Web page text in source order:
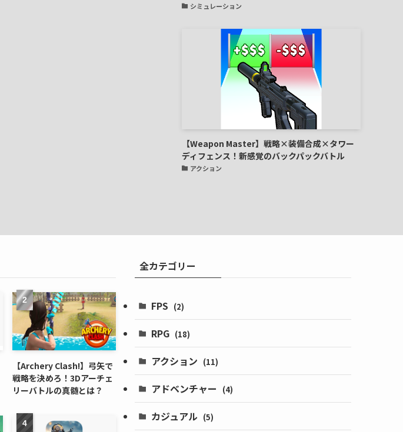
シミュレーション
【Weapon Master】戦略×装備合成×タワー
ディフェンス！新感覚のバックパックバトル
アクション
【Archery Clash!】弓矢で
戦略を決めろ！3Dアーチェ
リーバトルの真髄とは？
全カテゴリー
FPS (2)
RPG (18)
アクション (11)
アドベンチャー (4)
カジュアル (5)